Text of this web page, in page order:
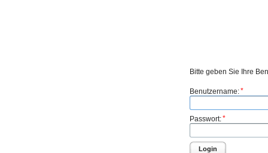
Bitte geben Sie Ihre
Benutzername:*
Passwort:*
Login